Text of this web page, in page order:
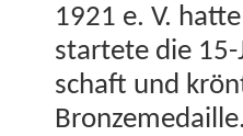
1921 e. V.
startete die
schaft und
Bronzemedaille.